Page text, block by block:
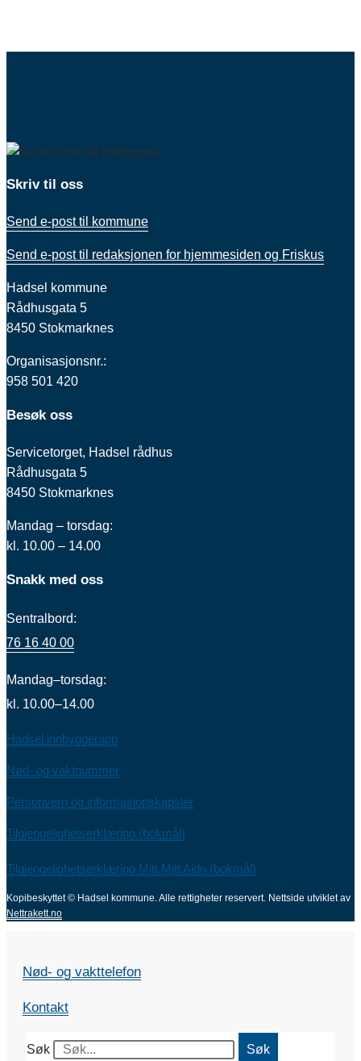
Skriv til oss
Send e-post til kommune
Send e-post til redaksjonen for hjemmesiden og Friskus
Hadsel kommune
Rådhusgata 5
8450 Stokmarknes
Organisasjonsnr.:
958 501 420
Besøk oss
Servicetorget, Hadsel rådhus
Rådhusgata 5
8450 Stokmarknes
Mandag – torsdag:
kl. 10.00 – 14.00
Snakk med oss
Sentralbord:
76 16 40 00
Mandag–torsdag:
kl. 10.00–14.00
Hadsel innbyggerapp
Nød- og vaktnummer
Personvern og informasjonskapsler
Tilgjengelighetserklæring (bokmål)
Tilgjengelighetserklæring Mitt Mitt Aidn (bokmål)
Kopibeskyttet © Hadsel kommune. Alle rettigheter reservert. Nettside utviklet av
Nettrakett.no
Nød- og vakttelefon
Kontakt
Søk Søk